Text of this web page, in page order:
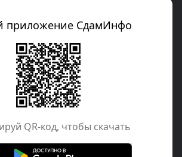
приложение СдамИнфо
QR-код, чтобы скачать